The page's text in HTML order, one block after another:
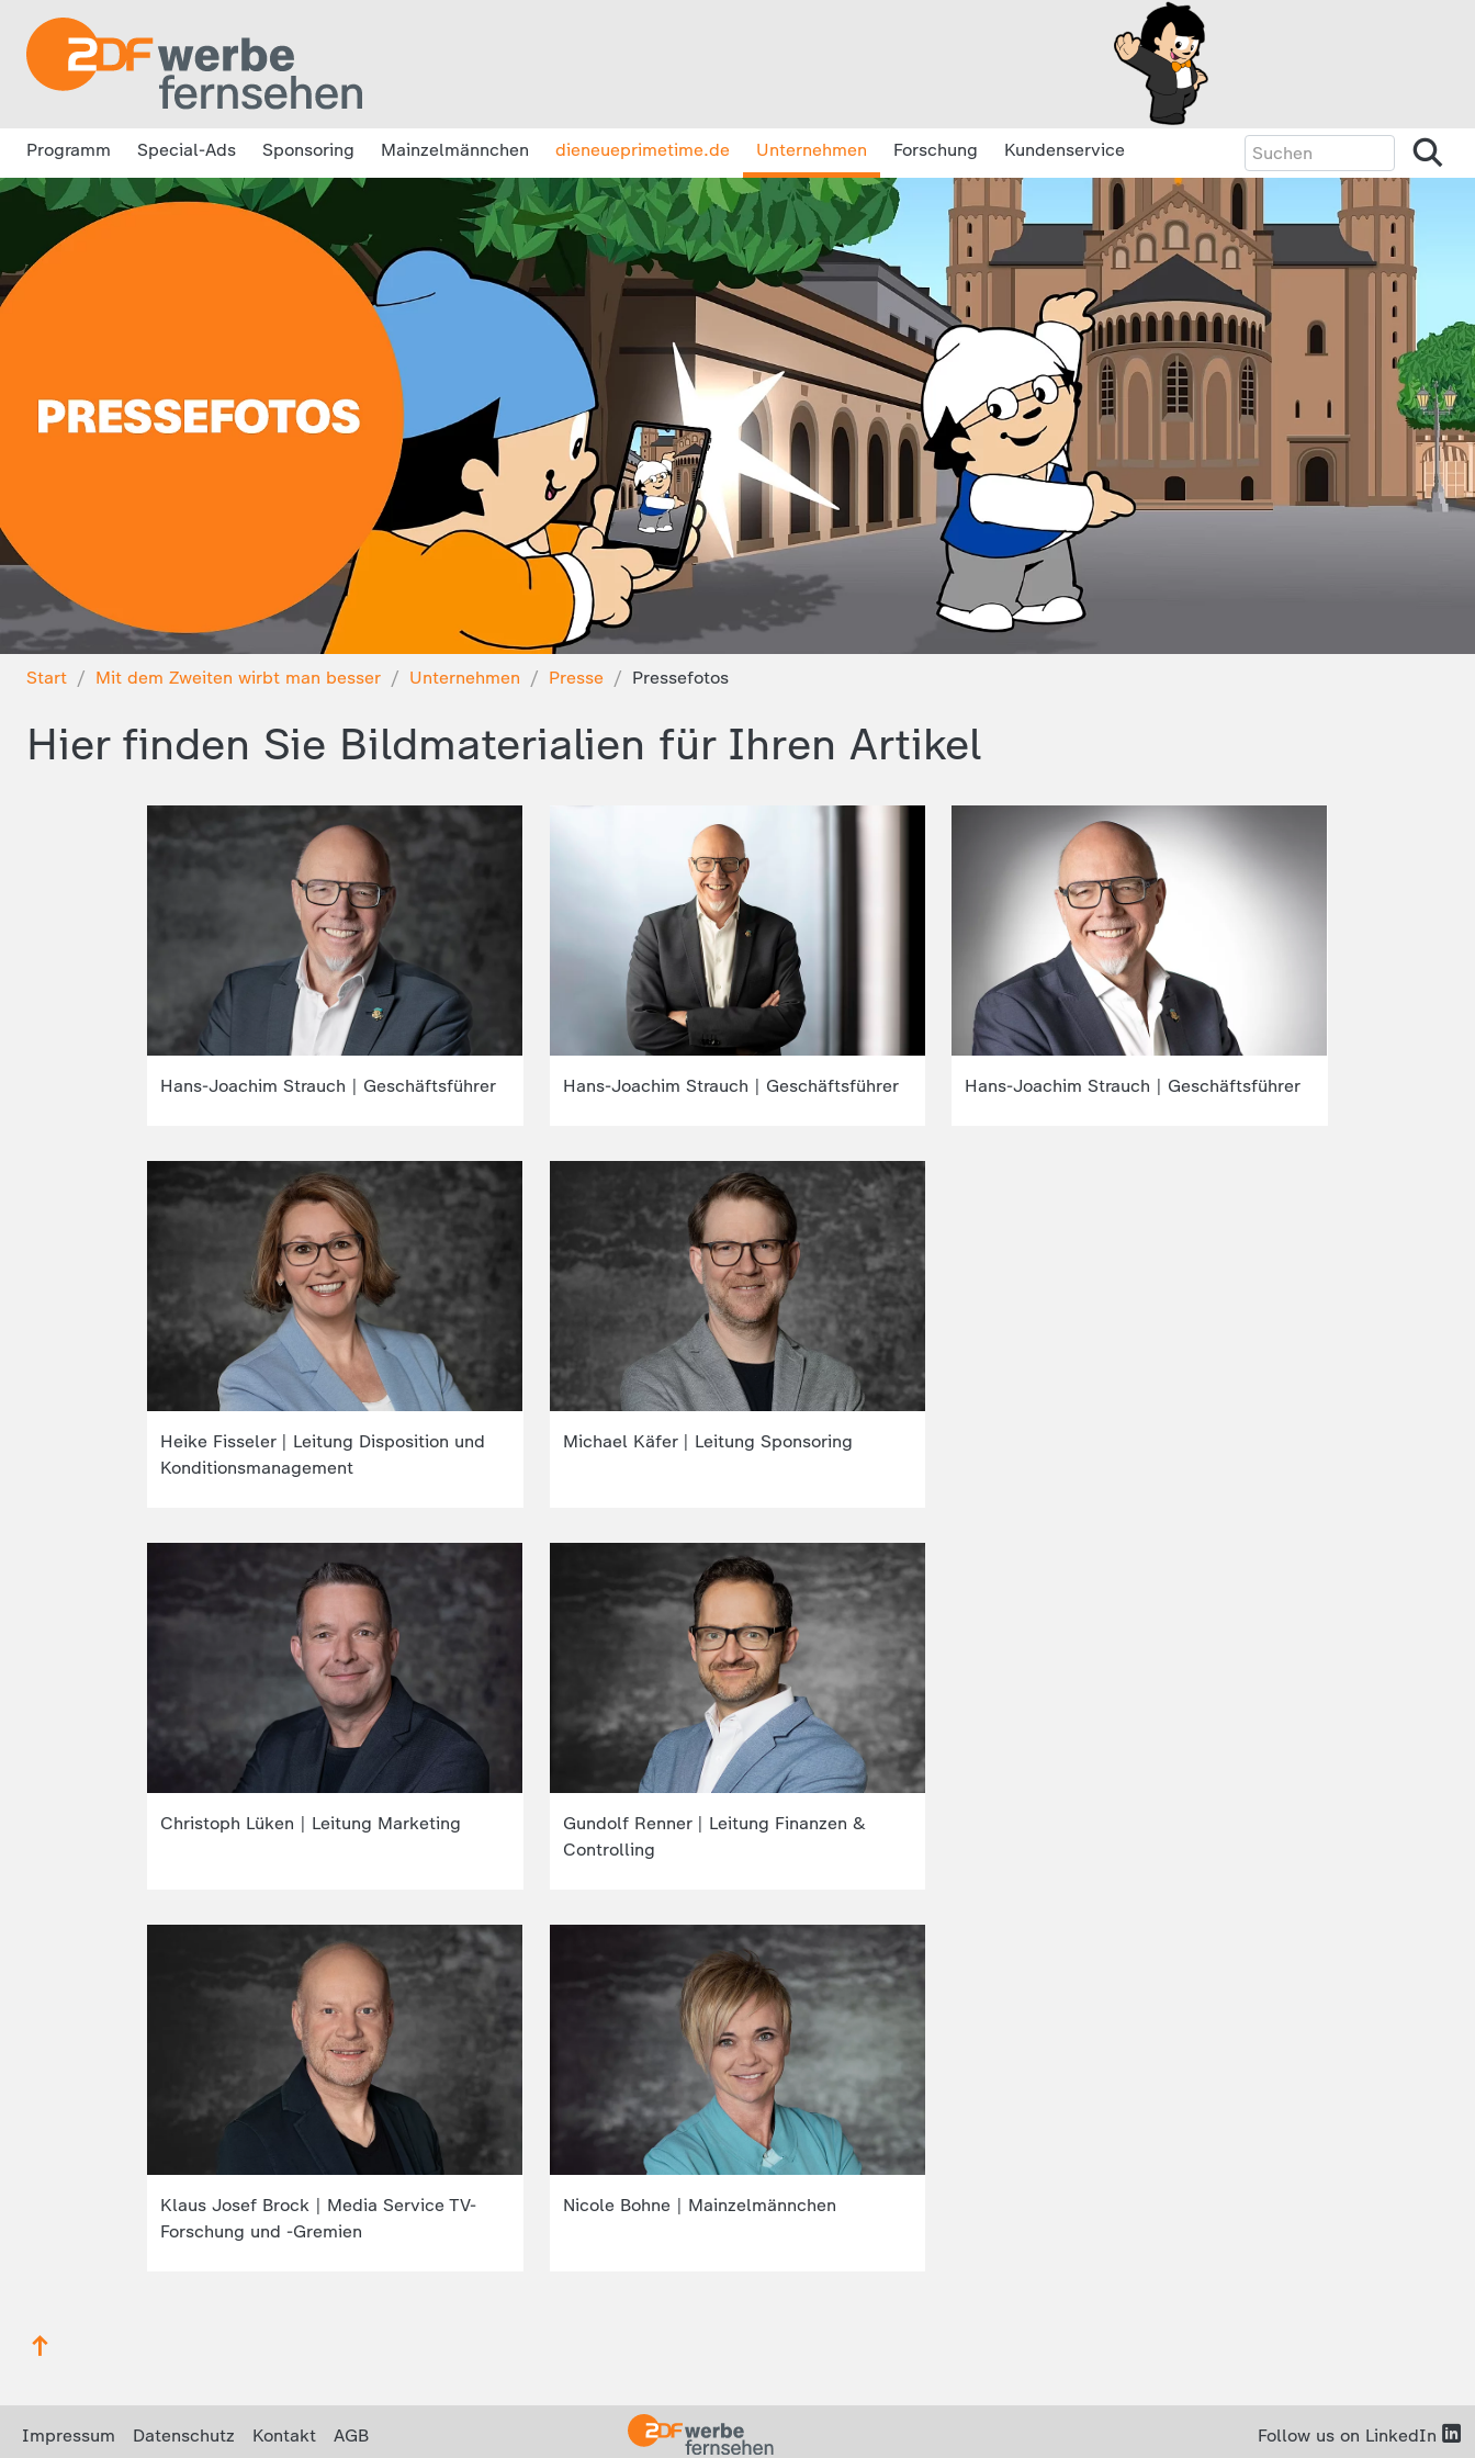
Programm Special-Ads Sponsoring Mainzelmännchen dieneueprimetime.de Unternehmen Forschung Kundenservice
Start Mit dem Zweiten wirbt man besser Unternehmen Presse Pressefotos
Hier finden Sie Bildmaterialien für Ihren Artikel
Hans-Joachim Strauch | Geschäftsführer Hans-Joachim Strauch | Geschäftsführer Hans-Joachim Strauch | Geschäftsführer
Heike Fisseler | Leitung Disposition und
Konditionsmanagement
Michael Käfer | Leitung Sponsoring
Christoph Lüken | Leitung Marketing
Gundolf Renner | Leitung Finanzen &
Controlling
Klaus Josef Brock | Media Service TV-
Forschung und -Gremien
Nicole Bohne | Mainzelmännchen
Impressum Datenschutz Kontakt AGB Follow us on LinkedIn